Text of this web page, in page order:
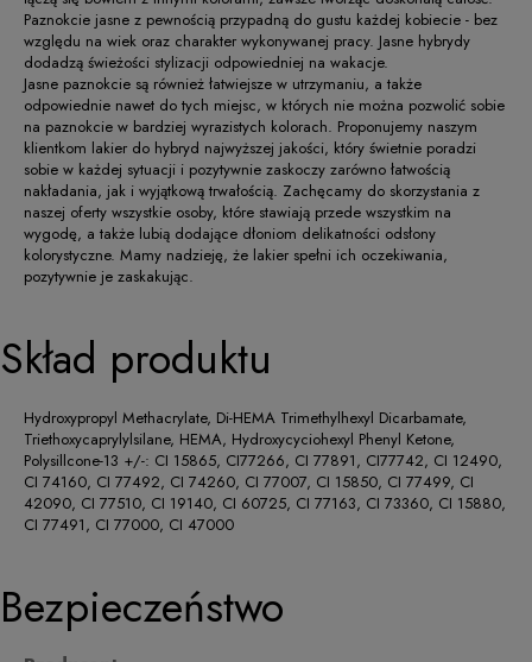
Paznokcie jasne z pewnością przypadną do gustu każdej kobiecie - bez
względu na wiek oraz charakter wykonywanej pracy. Jasne hybrydy
dodadzą świeżości stylizacji odpowiedniej na wakacje.
Jasne paznokcie są również łatwiejsze w utrzymaniu, a także
odpowiednie nawet do tych miejsc, w których nie można pozwolić sobie
na paznokcie w bardziej wyrazistych kolorach. Proponujemy naszym
klientkom lakier do hybryd najwyższej jakości, który świetnie poradzi
sobie w każdej sytuacji i pozytywnie zaskoczy zarówno łatwością
nakładania, jak i wyjątkową trwałością. Zachęcamy do skorzystania z
naszej oferty wszystkie osoby, które stawiają przede wszystkim na
wygodę, a także lubią dodające dłoniom delikatności odsłony
kolorystyczne. Mamy nadzieję, że lakier spełni ich oczekiwania,
pozytywnie je zaskakując.
Skład produktu
Hydroxypropyl Methacrylate, Di-HEMA Trimethylhexyl Dicarbamate,
Triethoxycaprylylsilane, HEMA, Hydroxycyciohexyl Phenyl Ketone,
Polysillcone-13 +/-: CI 15865, CI77266, CI 77891, CI77742, CI 12490,
CI 74160, CI 77492, CI 74260, CI 77007, CI 15850, CI 77499, CI
42090, CI 77510, CI 19140, CI 60725, CI 77163, CI 73360, CI 15880,
CI 77491, CI 77000, CI 47000
Bezpieczeństwo